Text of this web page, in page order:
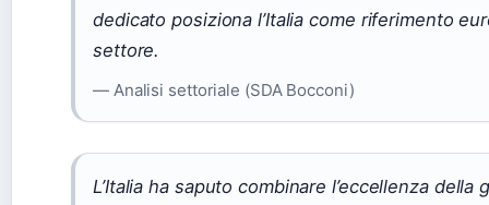
dedicato posiziona l’Italia come riferimento
settore.
— Analisi settoriale (SDA Bocconi)
L’Italia ha saputo combinare l’eccellenza della